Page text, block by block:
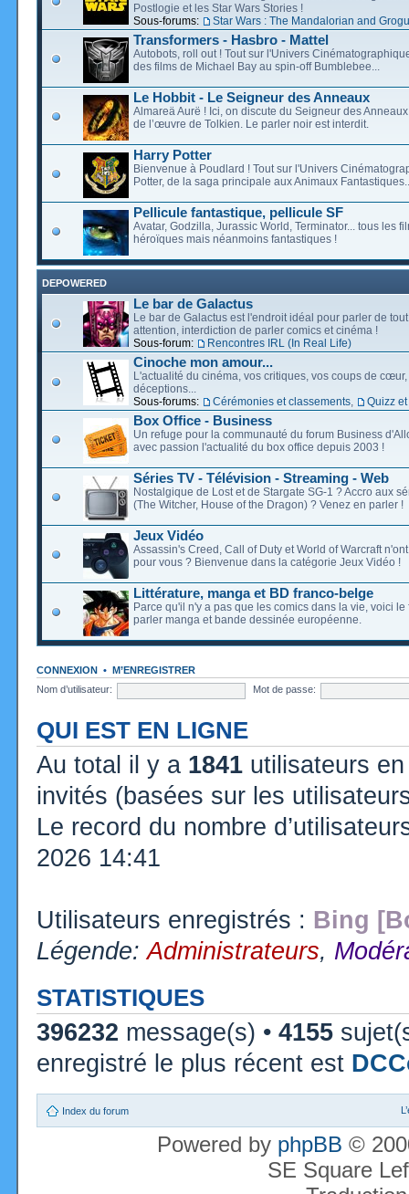
Postlogie et les Star Wars Stories !
Sous-forums:
Star Wars : The Mandalorian and Grogu
Transformers - Hasbro - Mattel
Autobots, roll out ! Tout sur l'Univers
des films de Michael Bay au spin-off Bumblebee...
Le Hobbit - Le Seigneur des Anneaux
Almareä Aurë ! Ici, on discute du Seigneur des
de l’œuvre de Tolkien. Le parler noir est interdit.
Harry Potter
Bienvenue à Poudlard ! Tout sur l'Univers
Potter, de la saga principale aux Animaux
Pellicule fantastique, pellicule SF
Avatar, Godzilla, Jurassic World, Terminator... tous les
héroïques mais néanmoins fantastiques !
DEPOWERED
Le bar de Galactus
Le bar de Galactus est l'endroit idéal pour parler de
attention, interdiction de parler comics et cinéma !
Sous-forum:
Rencontres IRL (In Real Life)
Cinoche mon amour...
L'actualité du cinéma, vos critiques, vos coups de cœur,
déceptions...
Sous-forums:
Cérémonies et classements Quizz
Box Office - Business
Un refuge pour la communauté du forum Business
avec passion l'actualité du box office depuis 2003 !
Séries TV - Télévision - Streaming - Web
Nostalgique de Lost et de Stargate SG-1 ? Accro aux
(The Witcher, House of the Dragon) ? Venez en parler !
Jeux Vidéo
Assassin's Creed, Call of Duty et World of Warcraft
pour vous ? Bienvenue dans la catégorie Jeux Vidéo !
Littérature, manga et BD franco-belge
Parce qu'il n'y a pas que les comics dans la vie, voici le
parler manga et bande dessinée européenne.
CONNEXION • M’ENREGISTRER
Nom d’utilisateur:
Mot de passe:
QUI EST EN LIGNE
Au total il y a 1841 utilisateurs
invités (basées sur les
Le record du nombre
2026 14:41
Utilisateurs enregistrés : Bing
Légende:Administrateurs,
STATISTIQUES
396232 message(s) • 4155
enregistré le plus récent est
Index du forum
Powered by phpBB ©
SE Square